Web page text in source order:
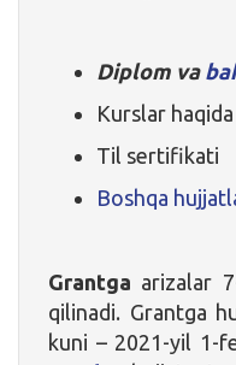
Diplom va
Kurslar haqida
Til sertifikati
Boshqa
Grantga arizalar
qilinadi. Grantga
kuni – 2021-yil 1-